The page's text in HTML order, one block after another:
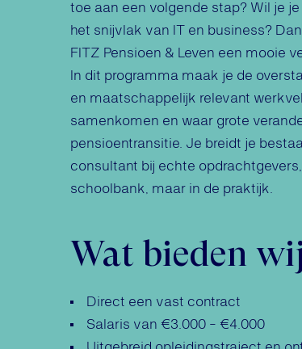
toe aan een volgende stap? Wil je
het snijvlak van IT en business?
FITZ Pensioen & Leven een mooie
In dit programma maak je de
en maatschappelijk relevant
samenkomen en waar grote
pensioentransitie. Je breidt je
consultant bij echte
schoolbank, maar in de praktijk.
Wat bieden
Direct een vast contract
Salaris van €3.000 - €4.000